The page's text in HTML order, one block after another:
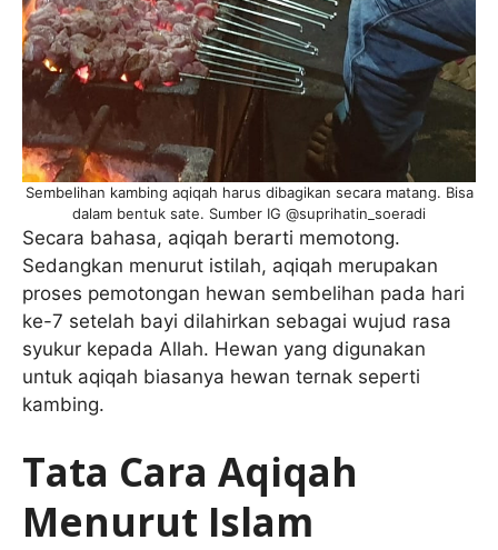
Sembelihan kambing aqiqah harus dibagikan secara matang. Bisa
dalam bentuk sate. Sumber IG @suprihatin_soeradi
Secara bahasa, aqiqah berarti memotong.
Sedangkan menurut istilah, aqiqah merupakan
proses pemotongan hewan sembelihan pada hari
ke-7 setelah bayi dilahirkan sebagai wujud rasa
syukur kepada Allah. Hewan yang digunakan
untuk aqiqah biasanya hewan ternak seperti
kambing.
Tata Cara Aqiqah
Menurut Islam